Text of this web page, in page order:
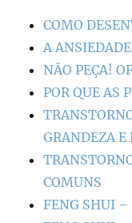
COMO
A
NÃO PEÇA!
POR QUE AS
GRANDEZA E
COMUNS
FENG SHUI –